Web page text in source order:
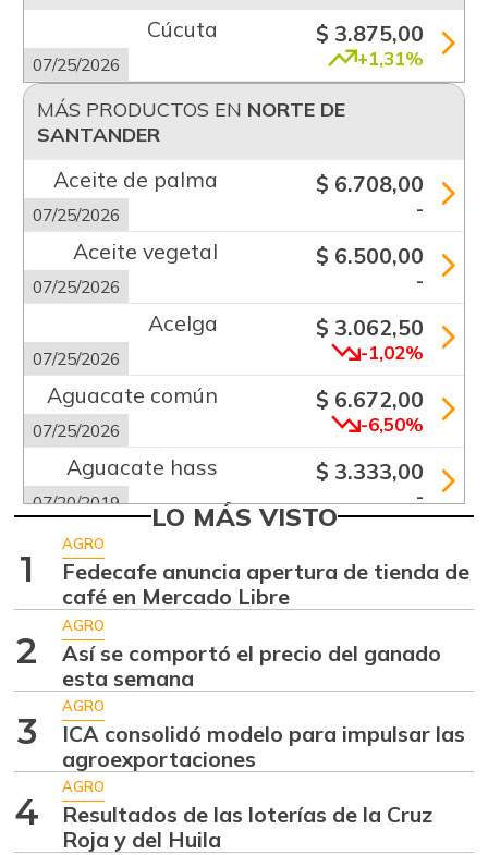
Cúcuta
07/25/2026
$ 3.875,00
+1,31%
MÁS PRODUCTOS EN NORTE DE
SANTANDER
Aceite de palma
07/25/2026
$ 6.708,00
-
Aceite vegetal
07/25/2026
$ 6.500,00
-
Acelga
07/25/2026
$ 3.062,50
-1,02%
Aguacate común
07/25/2026
$ 6.672,00
-6,50%
Aguacate hass
07/20/2019
$ 3.333,00
-
papelillo
04/04/2026
+5,51%
07/25/2026
$ 1.639,50
-7,58%
07/25/2026 -5,58%
Ajo
07/25/2026 -2,72%
LO MÁS VISTO
1
AGRO
Fedecafe anuncia apertura de tienda de
café en Mercado Libre
2
AGRO
Así se comportó el precio del ganado
esta semana
3
AGRO
ICA consolidó modelo para impulsar las
agroexportaciones
4
AGRO
Resultados de las loterías de la Cruz
Roja y del Huila